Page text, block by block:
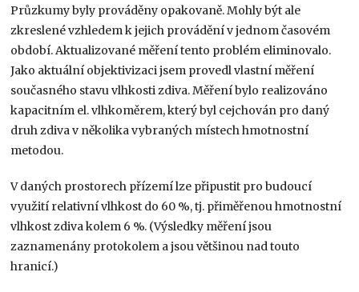
Průzkumy byly prováděny opakovaně. Mohly být ale
zkreslené vzhledem k jejich provádění v jednom časovém
období. Aktualizované měření tento problém eliminovalo.
Jako aktuální objektivizaci jsem provedl vlastní měření
současného stavu vlhkosti zdiva. Měření bylo realizováno
kapacitním el. vlhkoměrem, který byl cejchován pro daný
druh zdiva v několika vybraných místech hmotnostní
metodou.
V daných prostorech přízemí lze připustit pro budoucí
využití relativní vlhkost do 60 %, tj. přiměřenou hmotnostní
vlhkost zdiva kolem 6 %. (Výsledky měření jsou
zaznamenány protokolem a jsou většinou nad touto
hranicí.)